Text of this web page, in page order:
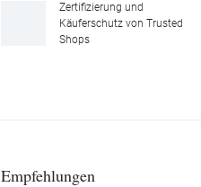
Zertifizierung und
Käuferschutz von Trusted
Shops
Empfehlungen